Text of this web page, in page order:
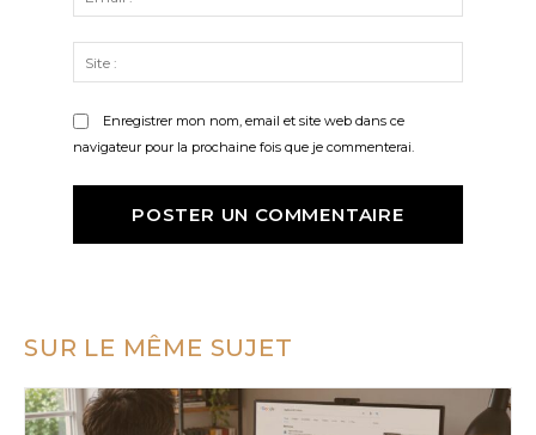
:*
:
Enregistrer mon nom, email et site web dans ce
navigateur pour la prochaine fois que je commenterai.
SUR LE MÊME SUJET